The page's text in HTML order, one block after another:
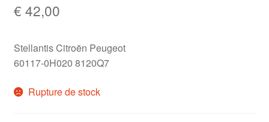
€ 42,00
Stellantis Citroën Peugeot
60117-0H020 8120Q7
Rupture de stock